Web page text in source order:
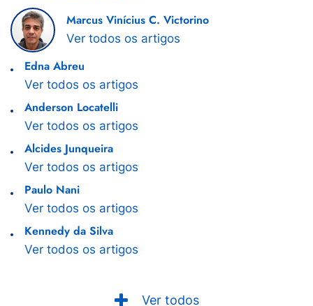
Marcus Vinícius C. Victorino
Ver todos os artigos
Edna Abreu
Ver todos os artigos
Anderson Locatelli
Ver todos os artigos
Alcides Junqueira
Ver todos os artigos
Paulo Nani
Ver todos os artigos
Kennedy da Silva
Ver todos os artigos
Ver todos